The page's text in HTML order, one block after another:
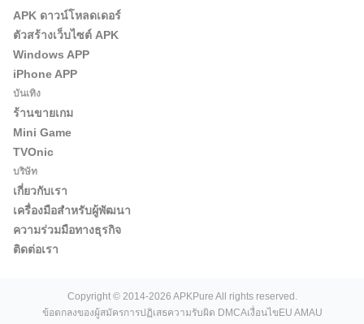
APK ดาวน์โหลดเดอร์
ตัวสร้างเว็บไซต์ APK
Windows APP
iPhone APP
บันเทิง
ร้านขายเกม
Mini Game
TVOnic
บริษัท
เกี่ยวกับเรา
เครื่องมือสำหรับผู้พัฒนา
ความร่วมมือทางธุรกิจ
ติดต่อเรา
Copyright © 2014-2026 APKPure All rights reserved.
ข้อตกลงของผู้สมัครการปฏิเสธความรับผิด DMCAเงื่อนไข EU AMAU